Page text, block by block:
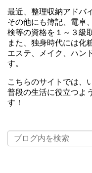
最近、整理収納アドバ
その他にも簿記、電卓
検等の資格を１～３級
また、独身時代には化
エステ、メイク、ハン
す。
こちらのサイトでは、
普段の生活に役立つよ
す！